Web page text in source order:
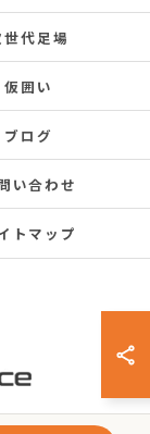
世代足場
仮囲い
ブログ
い合わせ
トマップ